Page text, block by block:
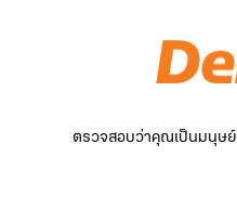
ตรวจสอบว่าคุณเป็นมนุษย์